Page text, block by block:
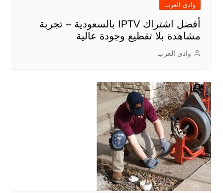
وادى العرب
أفضل اشتراك IPTV بالسعودية – تجربة
مشاهدة بلا تقطيع وجودة عالية
وادى العرب